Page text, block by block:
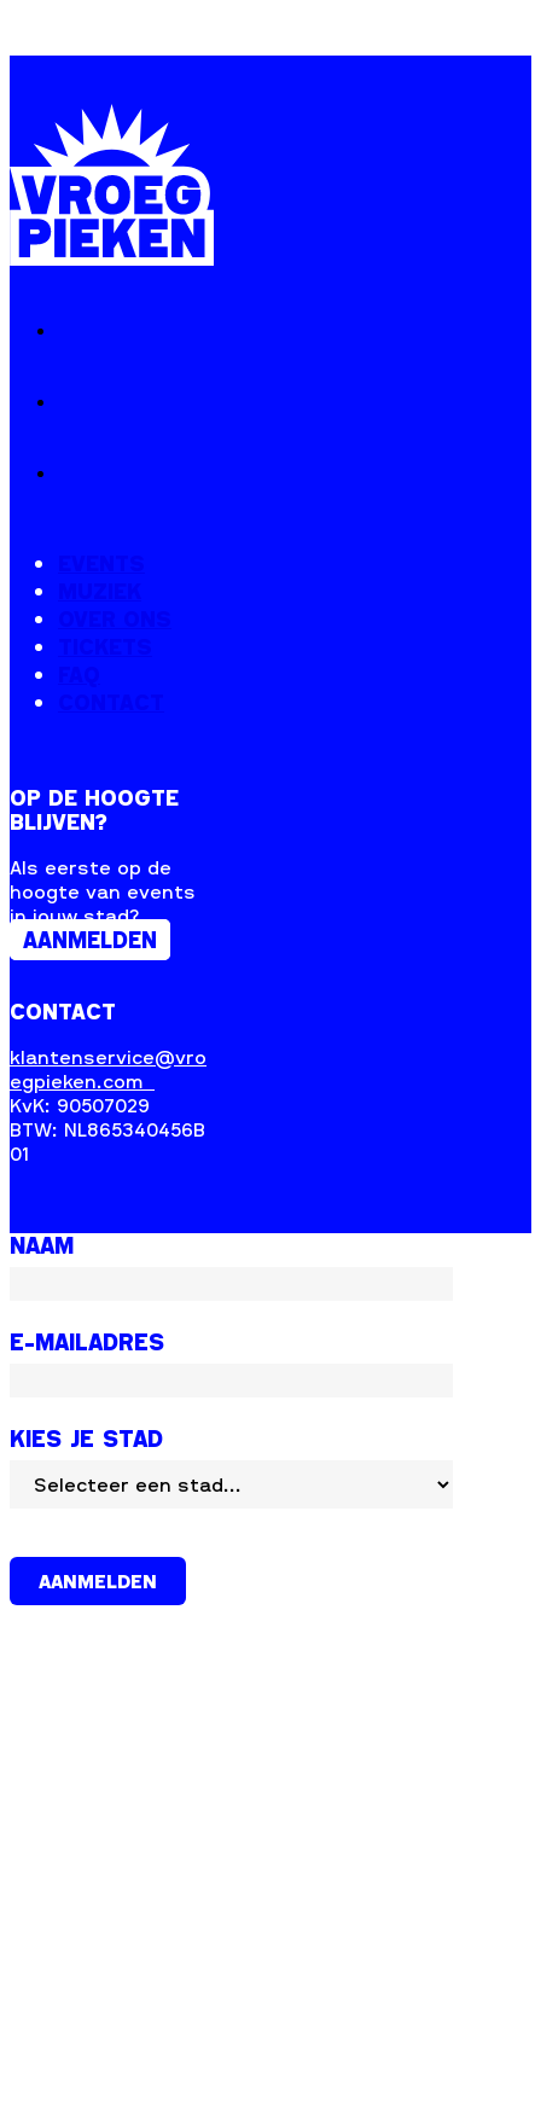
OP DE HOOGTE
BLIJVEN?
Als eerste op de
hoogte van events
in jouw stad?
AANMELDEN
CONTACT
klantenservice@vro
egpieken.com
KvK: 90507029
BTW: NL865340456B
01
NAAM
E-MAILADRES
KIES JE STAD
AANMELDEN